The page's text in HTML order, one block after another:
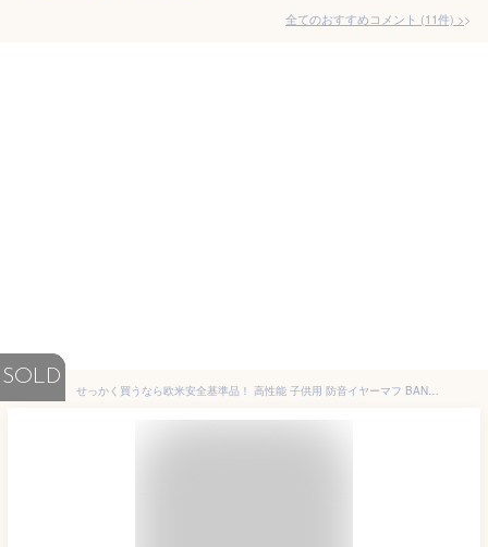
全てのおすすめコメント (11件) >
SOLD
せっかく買うなら欧米安全基準品！ 高性能 子供用 防音イヤーマフ BANZ 聴覚過敏 耳栓 騒音 子供用イヤーマフ 防音 難聴 花火 イベント フェス ライブ スポーツ 旅行 キッズサイズ ヘッドホン ノイズイヤープロテクター イヤマフ 自閉症 おしゃれ 折り畳み 折りたたみ